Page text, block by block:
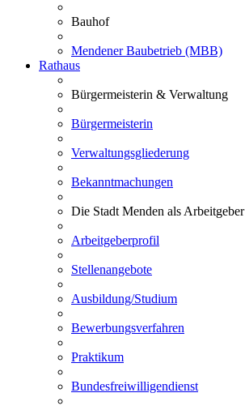
Bauhof
Mendener Baubetrieb (MBB)
Rathaus
Bürgermeisterin & Verwaltung
Bürgermeisterin
Verwaltungsgliederung
Bekanntmachungen
Die Stadt Menden als Arbeitgeber
Arbeitgeberprofil
Stellenangebote
Ausbildung/Studium
Bewerbungsverfahren
Praktikum
Bundesfreiwilligendienst